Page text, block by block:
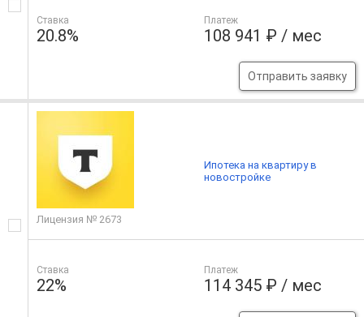
Ставка
20.8%
Платеж
108 941 ₽ / мес
Отправить заявку
Лицензия № 2673
Ставка
22%
Платеж
114 345 ₽ / мес
Ипотека на квартиру в
новостройке